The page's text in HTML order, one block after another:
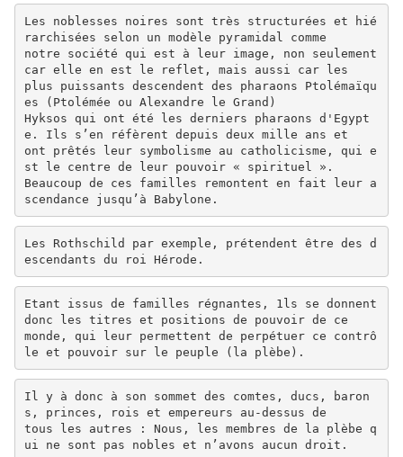
Les noblesses noires sont très structurées et hié
rarchisées selon un modèle pyramidal comme
notre société qui est à leur image, non seulement
car elle en est le reflet, mais aussi car les
plus puissants descendent des pharaons Ptolémaïqu
es (Ptolémée ou Alexandre le Grand)
Hyksos qui ont été les derniers pharaons d'Egypt
e. Ils s’en réfèrent depuis deux mille ans et
ont prêtés leur symbolisme au catholicisme, qui e
st le centre de leur pouvoir « spirituel ».
Beaucoup de ces familles remontent en fait leur a
scendance jusqu’à Babylone.
Les Rothschild par exemple, prétendent être des d
escendants du roi Hérode.
Etant issus de familles régnantes, 1ls se donnent
donc les titres et positions de pouvoir de ce
monde, qui leur permettent de perpétuer ce contrô
le et pouvoir sur le peuple (la plèbe).
Il y à donc à son sommet des comtes, ducs, baron
s, princes, rois et empereurs au-dessus de
tous les autres : Nous, les membres de la plèbe q
ui ne sont pas nobles et n’avons aucun droit.